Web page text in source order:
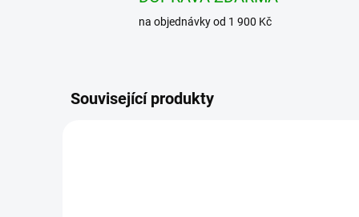
na objednávky od 1 900 Kč
Související produkty